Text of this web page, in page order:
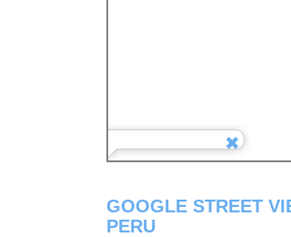
GOOGLE STREET
PERU